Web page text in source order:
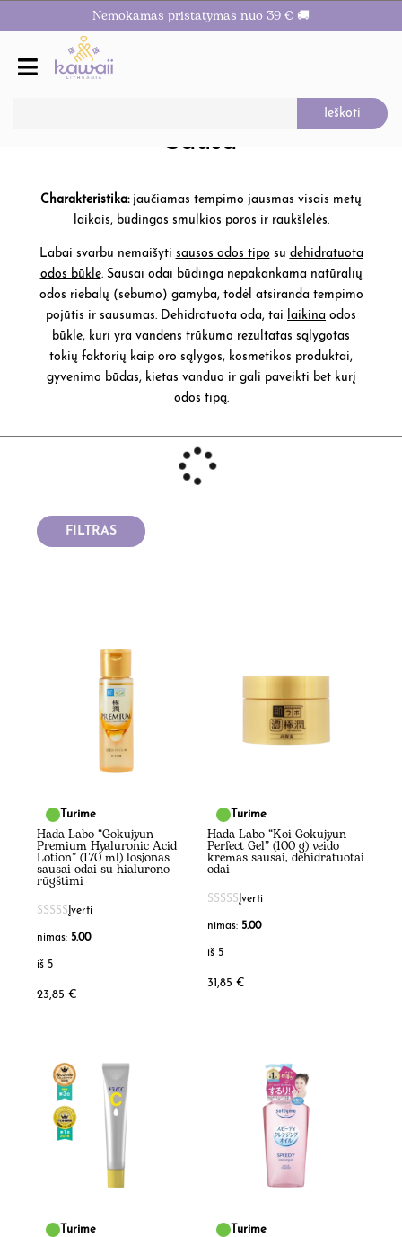
Nemokamas pristatymas nuo 39 € 🚚
Sausa
Charakteristika:jaučiamas tempimo jausmas visais metų
laikais, būdingos smulkios poros ir raukšlelės.
Labai svarbu nemaišyti sausos odos tipo su dehidratuota
odos būkle. Sausai odai būdinga nepakankama natūralių
odos riebalų (sebumo) gamyba, todėl atsiranda tempimo
pojūtis ir sausumas. Dehidratuota oda, tai laikina odos
būklė, kuri yra vandens trūkumo rezultatas sąlygotas
tokių faktorių kaip oro sąlygos, kosmetikos produktai,
gyvenimo būdas, kietas vanduo ir gali paveikti bet kurį
odos tipą.
FILTRAS
Turime
Hada Labo “Gokujyun
Premium Hyaluronic Acid
Lotion” (170 ml) losjonas
sausai odai su hialurono
rūgštimi
Įverti
nimas: 5.00
iš 5
23,85€
Turime
Hada Labo “Koi-Gokujyun
Perfect Gel” (100 g) veido
kremas sausai, dehidratuotai
odai
Įverti
nimas: 5.00
iš 5
31,85€
Turime Turime